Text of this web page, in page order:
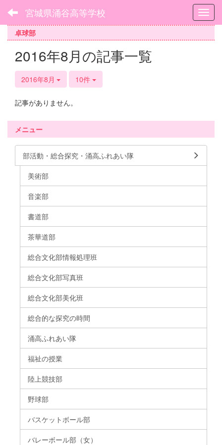
宮城県涌谷高等学校
卓球部
2016年8月の記事一覧
2016年8月 10件
記事がありません。
メニュー
部活動・総合探究・涌高ふれあい隊
美術部
音楽部
書道部
茶華道部
総合文化部情報処理班
総合文化部写真班
総合文化部美化班
総合的な探究の時間
涌高ふれあい隊
福祉の授業
陸上競技部
野球部
バスケットボール部
バレーボール部（女）